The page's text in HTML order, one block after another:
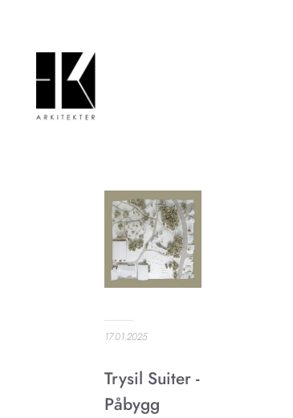
17.01.2025
Trysil Suiter -
Påbygg